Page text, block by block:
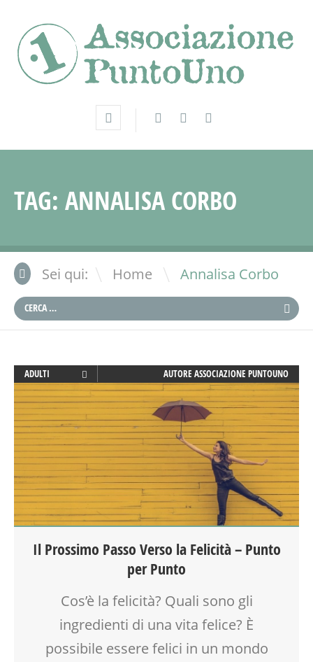
TAG: ANNALISA CORBO
Sei qui: Home \ Annalisa Corbo
ADULTI
ATTIVITÀ
BENESSERE
FORMAZIONE
PEDAGOGIA
PSICOLOGIA
SALUTE
SOCIALIZZAZIONE
SPAZIO
TEMPO LIBERO
VIA FARUFFINI
AUTORE ASSOCIAZIONE PUNTOUNO
Il Prossimo Passo Verso la Felicità – Punto
per Punto
Cos’è la felicità? Quali sono gli
ingredienti di una vita felice? È
possibile essere felici in un mondo